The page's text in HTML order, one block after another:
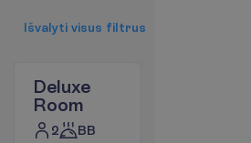
Išvalyti visus filtrus
Deluxe
Room
2 BB